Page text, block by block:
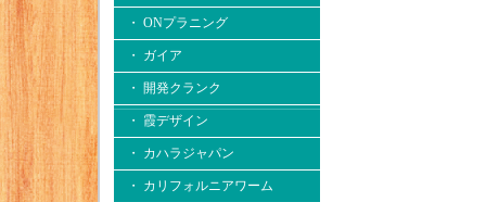
・ ONプラニング
・ ガイア
・ 開発クランク
・ 霞デザイン
・ カハラジャパン
・ カリフォルニアワーム